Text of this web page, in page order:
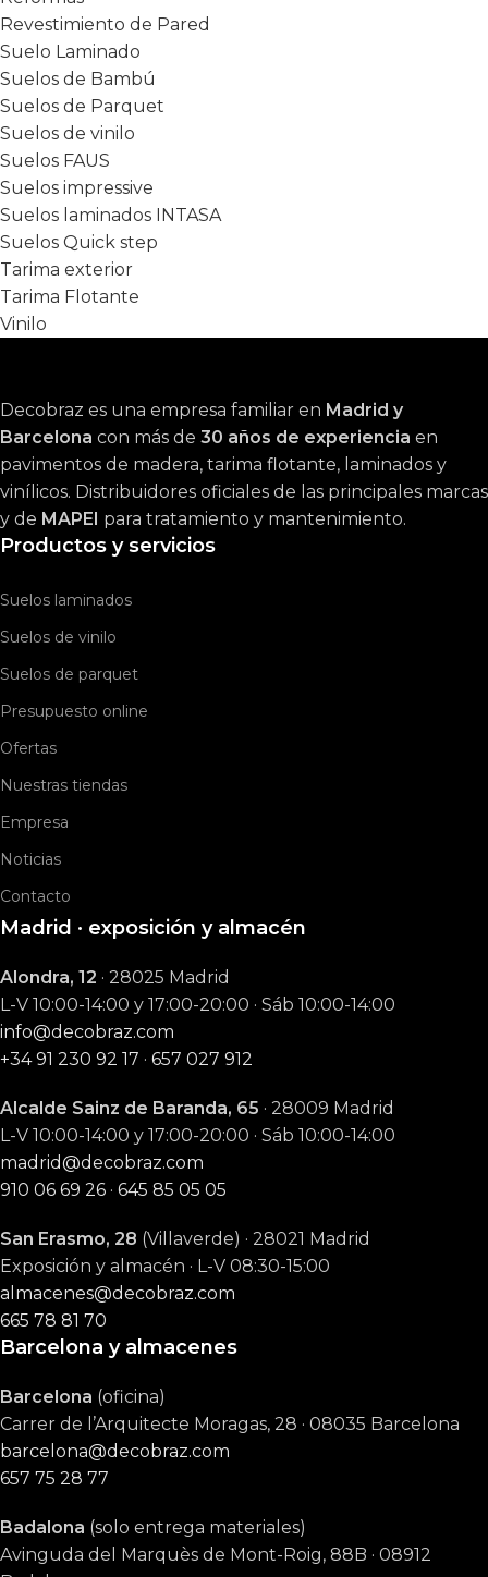
Revestimiento de Pared
Suelo Laminado
Suelos de Bambú
Suelos de Parquet
Suelos de vinilo
Suelos FAUS
Suelos impressive
Suelos laminados INTASA
Suelos Quick step
Tarima exterior
Tarima Flotante
Vinilo
Decobraz es una empresa familiar en Madrid y
Barcelona con más de 30 años de experiencia en
pavimentos de madera, tarima flotante, laminados y
vinílicos. Distribuidores oficiales de las principales marcas
y de MAPEI para tratamiento y mantenimiento.
Productos y servicios
Suelos laminados
Suelos de vinilo
Suelos de parquet
Presupuesto online
Ofertas
Nuestras tiendas
Empresa
Noticias
Contacto
Madrid · exposición y almacén
Alondra, 12 · 28025 Madrid
L-V 10:00-14:00 y 17:00-20:00 · Sáb 10:00-14:00
info@decobraz.com
+34 91 230 92 17 · 657 027 912
Alcalde Sainz de Baranda, 65 · 28009 Madrid
L-V 10:00-14:00 y 17:00-20:00 · Sáb 10:00-14:00
madrid@decobraz.com
910 06 69 26 · 645 85 05 05
San Erasmo, 28 (Villaverde) · 28021 Madrid
Exposición y almacén · L-V 08:30-15:00
almacenes@decobraz.com
665 78 81 70
Barcelona y almacenes
Barcelona (oficina)
Carrer de l’Arquitecte Moragas, 28 · 08035 Barcelona
barcelona@decobraz.com
657 75 28 77
Badalona (solo entrega materiales)
Avinguda del Marquès de Mont-Roig, 88B · 08912